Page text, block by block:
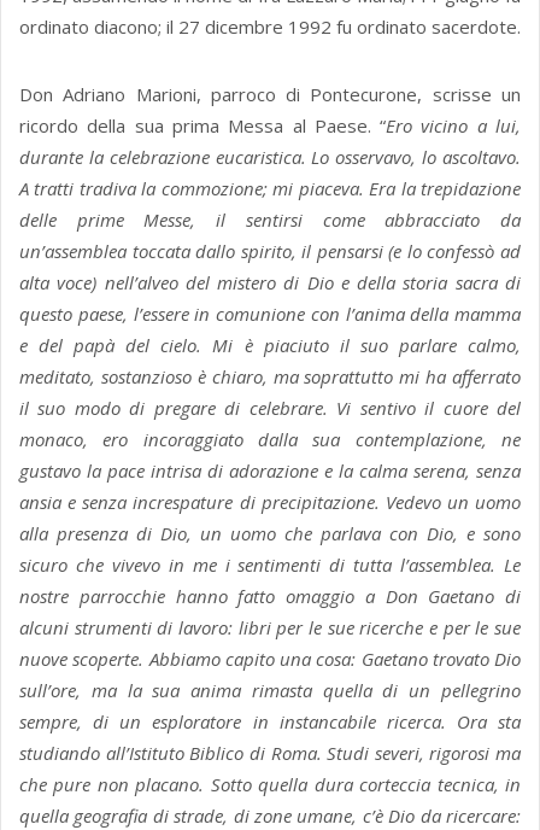
ordinato diacono; il 27 dicembre 1992 fu ordinato sacerdote.
Don Adriano Marioni, parroco di Pontecurone, scrisse un
ricordo della sua prima Messa al Paese. “Ero vicino a lui,
durante la celebrazione eucaristica. Lo osservavo, lo ascoltavo.
A tratti tradiva la commozione; mi piaceva. Era la trepidazione
delle prime Messe, il sentirsi come abbracciato da
un’assemblea toccata dallo spirito, il pensarsi (e lo confessò ad
alta voce) nell’alveo del mistero di Dio e della storia sacra di
questo paese, l’essere in comunione con l’anima della mamma
e del papà del cielo. Mi è piaciuto il suo parlare calmo,
meditato, sostanzioso è chiaro, ma soprattutto mi ha afferrato
il suo modo di pregare di celebrare. Vi sentivo il cuore del
monaco, ero incoraggiato dalla sua contemplazione, ne
gustavo la pace intrisa di adorazione e la calma serena, senza
ansia e senza increspature di precipitazione. Vedevo un uomo
alla presenza di Dio, un uomo che parlava con Dio, e sono
sicuro che vivevo in me i sentimenti di tutta l’assemblea. Le
nostre parrocchie hanno fatto omaggio a Don Gaetano di
alcuni strumenti di lavoro: libri per le sue ricerche e per le sue
nuove scoperte. Abbiamo capito una cosa: Gaetano trovato Dio
sull’ore, ma la sua anima rimasta quella di un pellegrino
sempre, di un esploratore in instancabile ricerca. Ora sta
studiando all’Istituto Biblico di Roma. Studi severi, rigorosi ma
che pure non placano. Sotto quella dura corteccia tecnica, in
quella geografia di strade, di zone umane, c’è Dio da ricercare: